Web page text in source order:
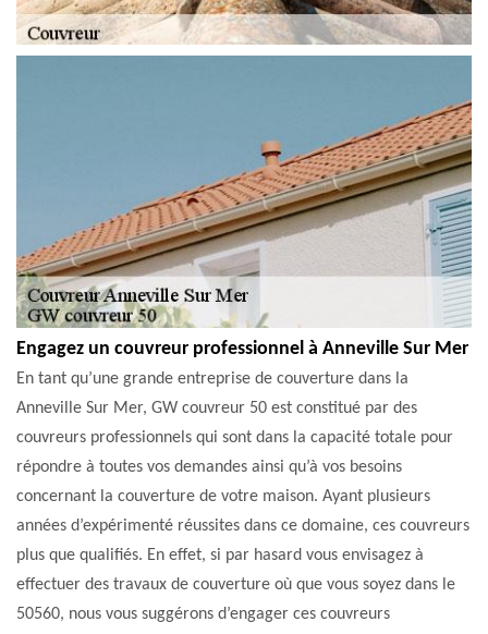
Engagez un couvreur professionnel à Anneville Sur Mer
En tant qu’une grande entreprise de couverture dans la
Anneville Sur Mer, GW couvreur 50 est constitué par des
couvreurs professionnels qui sont dans la capacité totale pour
répondre à toutes vos demandes ainsi qu’à vos besoins
concernant la couverture de votre maison. Ayant plusieurs
années d’expérimenté réussites dans ce domaine, ces couvreurs
plus que qualifiés. En effet, si par hasard vous envisagez à
effectuer des travaux de couverture où que vous soyez dans le
50560, nous vous suggérons d’engager ces couvreurs